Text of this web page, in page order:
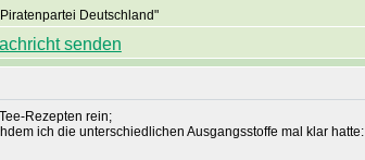
Deutschland"
Rezepten rein;
ich die unterschiedlichen Ausgangsstoffe mal klar hatte: